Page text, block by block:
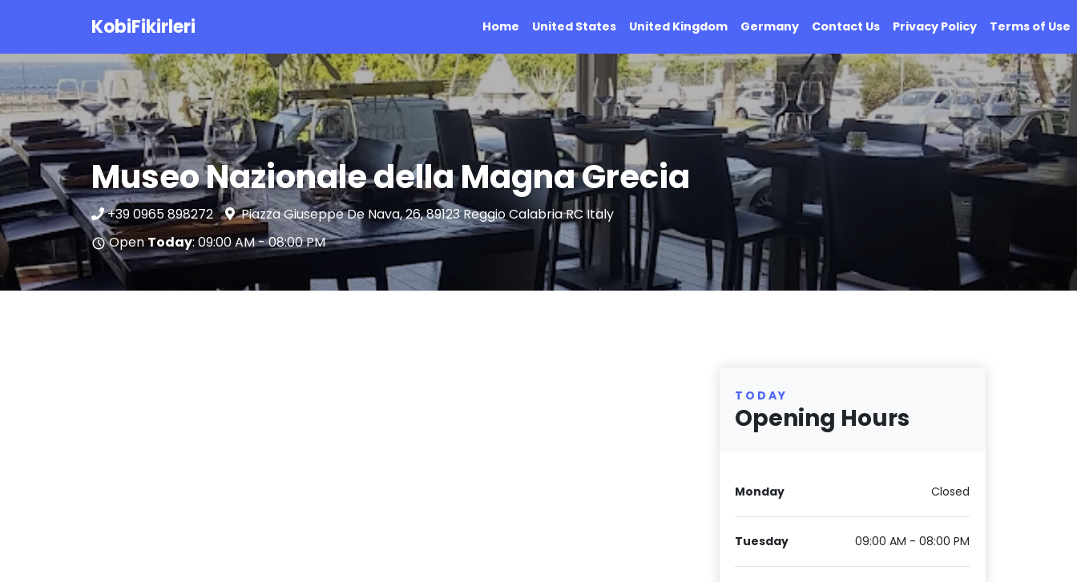
KobiFikirleri Home United States United Kingdom Germany Contact Us Privacy Policy Terms of Use
Museo Nazionale della Magna Grecia
+39 0965 898272
Piazza Giuseppe De Nava, 26, 89123 Reggio Calabria RC Italy
OpenToday: 09:00 AM - 08:00 PM
TODAY
Opening Hours
Monday Closed
Tuesday 09:00 AM - 08:00 PM